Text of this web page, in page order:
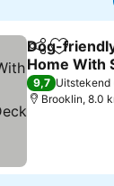
Delen
Dog-
Home With
Views,
Deck
Prijzen
9,7 Uitstekend
Brooklin, 8.0